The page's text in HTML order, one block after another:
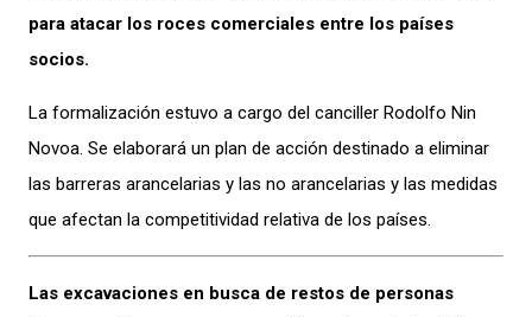
para atacar los roces comerciales entre los países
socios.
La formalización estuvo a cargo del canciller Rodolfo Nin
Novoa. Se elaborará un plan de acción destinado a eliminar
las barreras arancelarias y las no arancelarias y las medidas
que afectan la competitividad relativa de los países.
Las excavaciones en busca de restos de personas